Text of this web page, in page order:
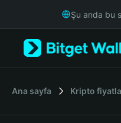
Русский
Italiano
Şu anda bu
Ana sayfa Kripto